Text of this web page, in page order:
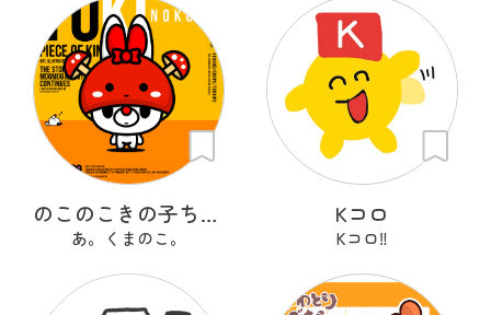
のこのこきの子ちゃん
あ。くまのこ。
Kコロ
Kコロ‼︎